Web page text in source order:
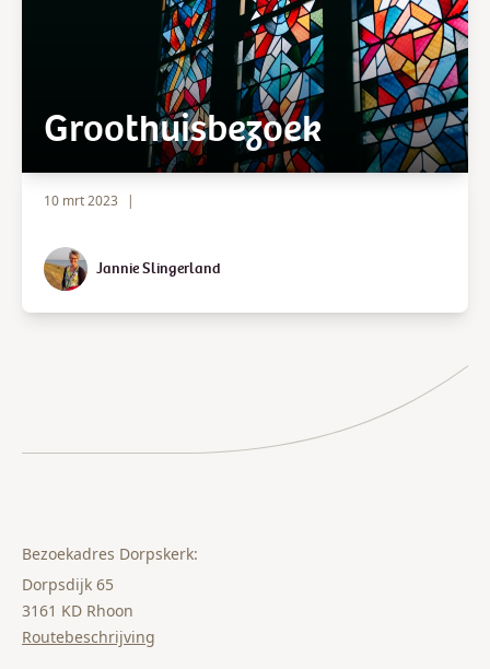
Groothuisbezoek
10 mrt 2023 |
Jannie Slingerland
Bezoekadres Dorpskerk:
Dorpsdijk 65
3161 KD Rhoon
Routebeschrijving